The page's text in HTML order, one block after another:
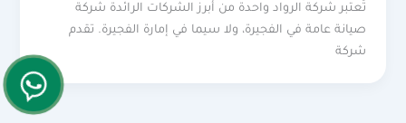
تُعتبر شركة الرواد واحدة من أبرز الشركات الرائدة شركة
صيانة عامة في الفجيرة، ولا سيما في إمارة الفجيرة. تقدم
شركة